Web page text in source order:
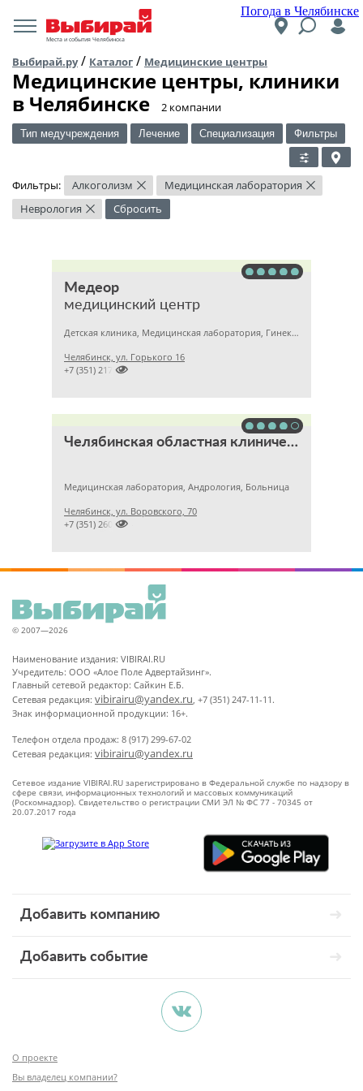
Погода в Челябинске
Места и события Челябинска
Выбирай.ру/ Каталог / Медицинские центры
Медицинские центры, клиники
в Челябинске
​2 компании
Тип медучреждения Лечение Специализация Фильтры
Фильтры: Алкоголизм × Медицинская лаборатория ×
Неврология × Сбросить
Медеор
медицинский центр
Детская клиника, Медицинская лаборатория, Гинекология
Челябинск, ул. Горького 16

+7 (351) 2172376
Челябинская областная клиническая больница
Медицинская лаборатория, Андрология, Больница
Челябинск, ул. Воровского, 70

+7 (351) 2609824
© 2007—2026
Наименование издания: VIBIRAI.RU
Учредитель: ООО «Алое Поле Адвертайзинг».
Главный сетевой редактор: Сайкин Е.Б.
Сетевая редакция: vibirairu@yandex.ru, +7 (351) 247-11-11.
Знак информационной продукции: 16+.
Телефон отдела продаж: 8 (917) 299-67-02
Сетевая редакция: vibirairu@yandex.ru
Сетевое издание VIBIRAI.RU зарегистрировано в Федеральной службе по надзору в
сфере связи, информационных технологий и массовых коммуникаций
(Роскомнадзор). Свидетельство о регистрации СМИ ЭЛ № ФС 77 - 70345 от
20.07.2017 года
Добавить компанию
Добавить событие
О проекте
Вы владелец компании?